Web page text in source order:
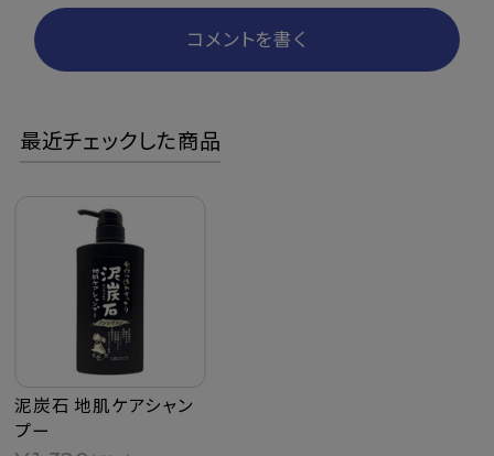
コメントを書く
最近チェックした商品
泥炭石 地肌ケアシャン
プー